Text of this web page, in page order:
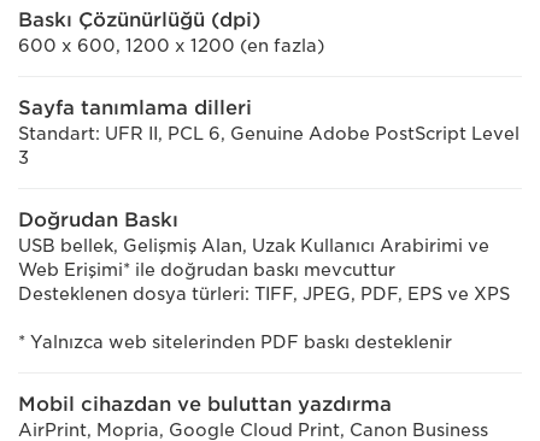
Baskı Çözünürlüğü (dpi)
600 x 600, 1200 x 1200 (en fazla)
Sayfa tanımlama dilleri
Standart: UFR II, PCL 6, Genuine Adobe PostScript Level
3
Doğrudan Baskı
USB bellek, Gelişmiş Alan, Uzak Kullanıcı Arabirimi ve
Web Erişimi* ile doğrudan baskı mevcuttur
Desteklenen dosya türleri: TIFF, JPEG, PDF, EPS ve XPS
* Yalnızca web sitelerinden PDF baskı desteklenir
Mobil cihazdan ve buluttan yazdırma
AirPrint, Mopria, Google Cloud Print, Canon Business